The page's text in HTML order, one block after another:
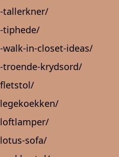
tallerkner/
tiphede/
in-closet-ideas/
krydsord/
sofa/